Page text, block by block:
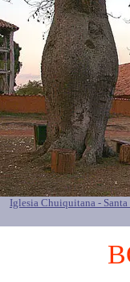
Iglesia Chuiquitana -